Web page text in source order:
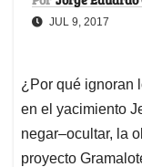
JUL 9, 2017
¿Por qué ignoran
en el yacimiento
negar–ocultar, la
proyecto